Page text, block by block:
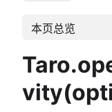
本页总览